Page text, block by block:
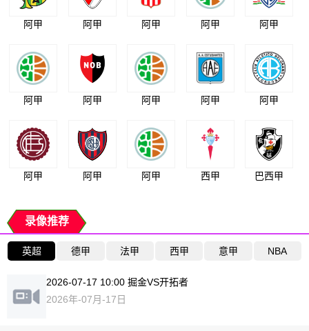
阿甲 阿甲 阿甲 阿甲 阿甲
阿甲 阿甲 阿甲 阿甲 阿甲
阿甲 阿甲 阿甲 西甲 巴西甲
录像推荐
英超 德甲 法甲 西甲 意甲 NBA
2026-07-17 10:00 掘金VS开拓者
2026年-07月-17日